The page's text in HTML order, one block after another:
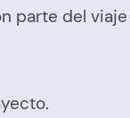
parte del